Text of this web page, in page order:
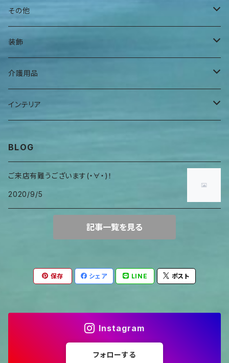
その他
夕焼けアパート
その他
曼荼羅マース玉
ハンギングインテリア
ヒーリングアイテム
装飾
腕輪
首巻物
介護用品
ウロガードカバー
インテリア
BLOG
ご来店有難うございます(・∀・)！
2020/9/5
記事一覧を見る
保存 シェア LINE ポスト
Instagram
フォローする